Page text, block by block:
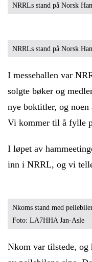
NRRLs stand på Norsk
NRRLs stand på Norsk
I messehallen var
solgte bøker og
nye boktitler, og
Vi kommer til å fylle
I løpet av
inn i NRRL, og vi
Nkoms stand med
Foto: LA7HHA Jan-Asle
Nkom var tilstede, og